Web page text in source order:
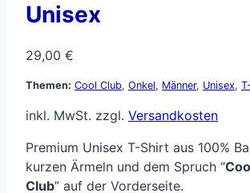
Unisex
29,00 €
Themen: Cool Club, Onkel, Männer, Unisex,
inkl. MwSt. zzgl. Versandkosten
Premium Unisex T-Shirt aus 100%
kurzen Ärmeln und dem Spruch “
Club” auf der Vorderseite.